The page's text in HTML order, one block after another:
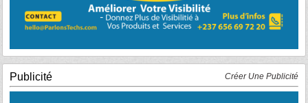
Publicité Créer Une Publicité